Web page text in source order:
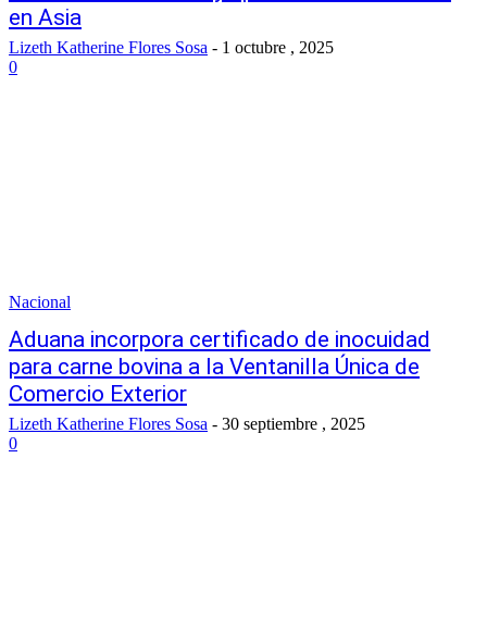
en Asia
Lizeth Katherine Flores Sosa - 1 octubre , 2025
0
Nacional
Aduana incorpora certificado de inocuidad
para carne bovina a la Ventanilla Única de
Comercio Exterior
Lizeth Katherine Flores Sosa - 30 septiembre , 2025
0